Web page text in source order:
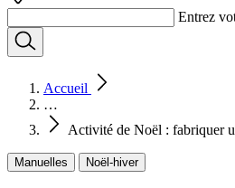
Entrez
Accueil
…
Activité de Noël : fabriquer
Manuelles Noël-hiver